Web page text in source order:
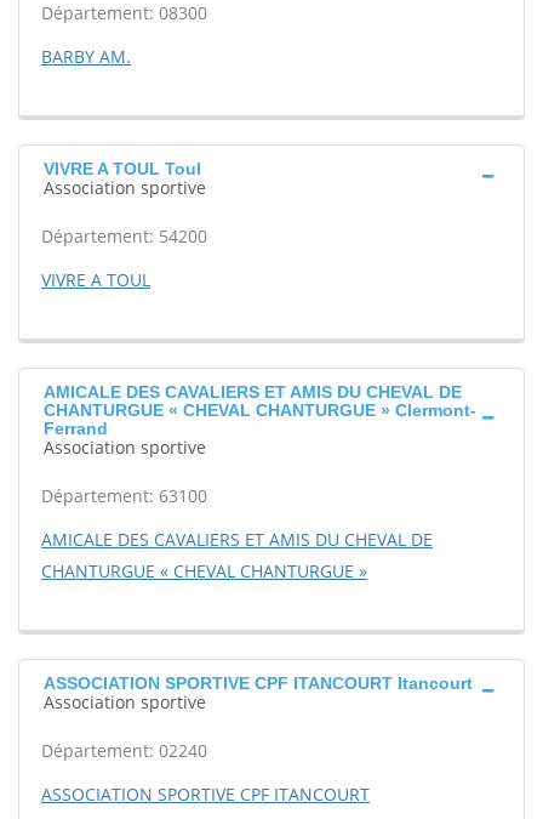
Département: 08300
BARBY AM.
VIVRE A TOUL Toul
Association sportive
Département: 54200
VIVRE A TOUL
AMICALE DES CAVALIERS ET AMIS DU CHEVAL DE
CHANTURGUE « CHEVAL CHANTURGUE » Clermont-
Ferrand
Association sportive
Département: 63100
AMICALE DES CAVALIERS ET AMIS DU CHEVAL DE
CHANTURGUE « CHEVAL CHANTURGUE »
ASSOCIATION SPORTIVE CPF ITANCOURT Itancourt
Association sportive
Département: 02240
ASSOCIATION SPORTIVE CPF ITANCOURT